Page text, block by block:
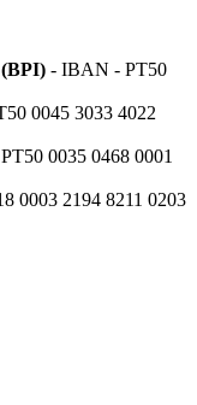
(BPI) - IBAN - PT50
0045 3033 4022
0035 0468 0001
0003 2194 8211 0203